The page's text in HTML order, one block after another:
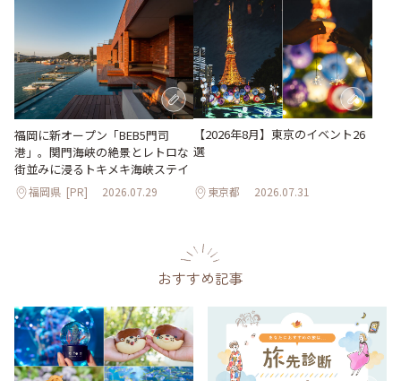
福岡に新オープン「BEB5門司
港」。関門海峡の絶景とレトロな
街並みに浸るトキメキ海峡ステイ
福岡県 [PR] 2026.07.29
【2026年8月】東京のイベント26
選
東京都 2026.07.31
おすすめ記事